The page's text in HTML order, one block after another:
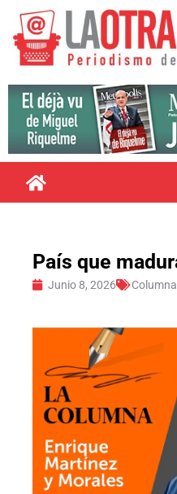
País que
Junio 8, 2026